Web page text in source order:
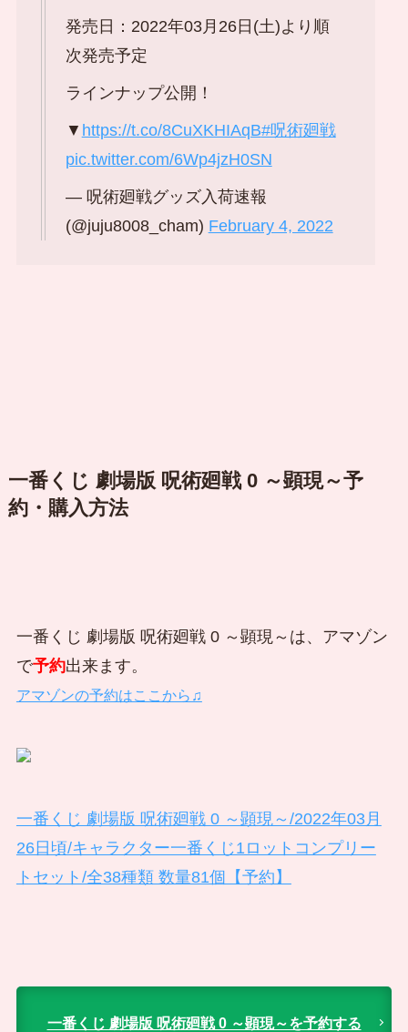
発売日：2022年03月26日(土)より順
次発売予定
ラインナップ公開！
▼ https://t.co/8CuXKHIAqB#呪術廻戦
pic.twitter.com/6Wp4jzH0SN
— 呪術廻戦グッズ入荷速報
(@juju8008_cham) February 4, 2022
一番くじ 劇場版 呪術廻戦 0 ～顕現～予
約・購入方法
一番くじ 劇場版 呪術廻戦 0 ～顕現～は、アマゾン
で予約出来ます。
アマゾンの予約はここから♫
一番くじ 劇場版 呪術廻戦 0 ～顕現～/2022年03月
26日頃/キャラクター一番くじ1ロットコンプリー
トセット/全38種類 数量81個【予約】
一番くじ 劇場版 呪術廻戦 0 ～顕現～を予約する